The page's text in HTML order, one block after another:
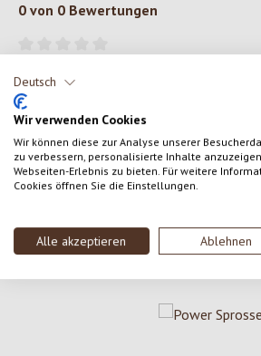
Deutsch
Wir verwenden Cookies
Wir können diese zur Analyse unserer
zu verbessern, personalisierte Inhalte
Webseiten-Erlebnis zu bieten. Für weitere
Cookies öffnen Sie die Einstellungen.
Alle akzeptieren Ablehnen
0 von 0 Bewertungen
Teile deine Erfahrungen mit dem
Kunden.
SCHREIBE EINE BEWERTUNG